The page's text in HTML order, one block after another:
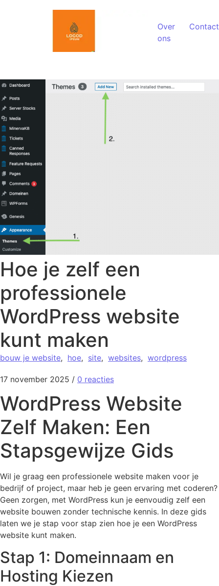
Over
ons
Contact
Hoe je zelf een
professionele
WordPress website
kunt maken
bouw je website, hoe, site, websites, wordpress
17 november 2025 / 0 reacties
WordPress Website
Zelf Maken: Een
Stapsgewijze Gids
Wil je graag een professionele website maken voor je
bedrijf of project, maar heb je geen ervaring met coderen?
Geen zorgen, met WordPress kun je eenvoudig zelf een
website bouwen zonder technische kennis. In deze gids
laten we je stap voor stap zien hoe je een WordPress
website kunt maken.
Stap 1: Domeinnaam en
Hosting Kiezen